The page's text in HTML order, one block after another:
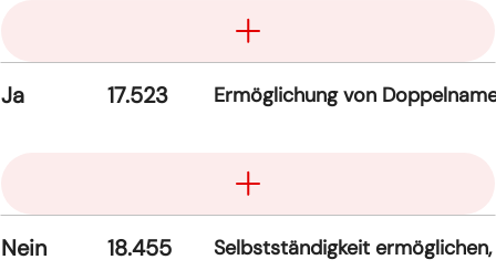
Ja 17.523 Ermöglichung von
Nein 18.455 Selbstständigkeit